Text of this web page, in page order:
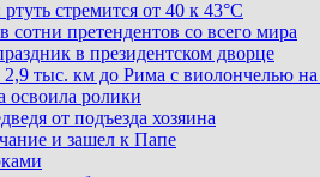
стремится от 40 к 43°C
сотни претендентов со всего мира
в президентском дворце
тыс. км до Рима с виолончелью на
освоила ролики
от подъезда хозяина
и зашел к Папе